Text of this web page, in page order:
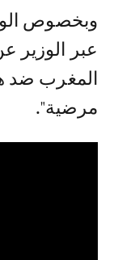
عبر الوزير
المغرب ضد
مرضية".